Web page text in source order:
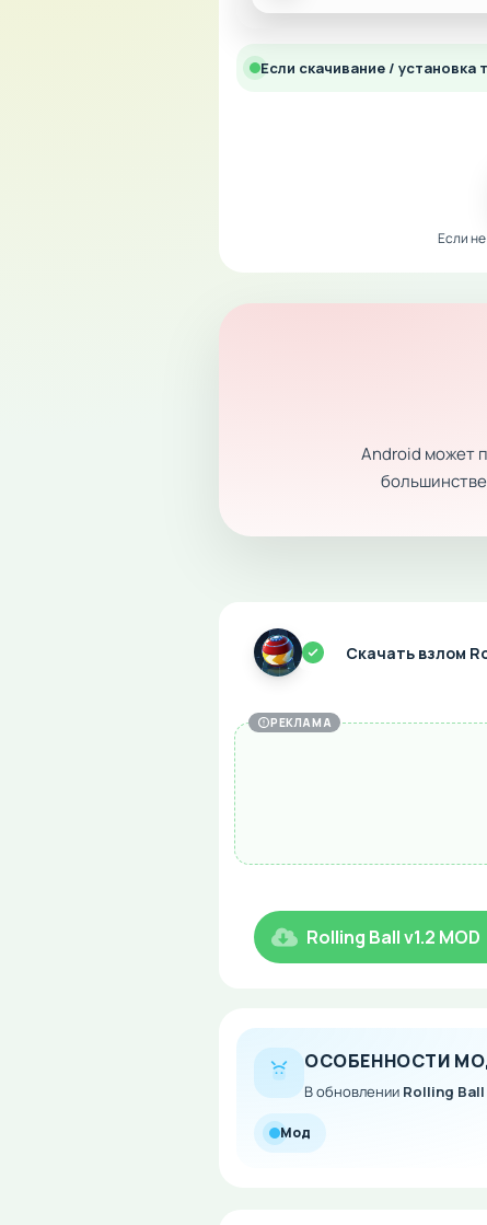
Если скачивание / установка
Если
Android может
Скачать взлом
РЕКЛАМА
Rolling Ball v1.2 MOD
ОСОБЕННОСТИ
В обновлении Rolling Ball
Мод